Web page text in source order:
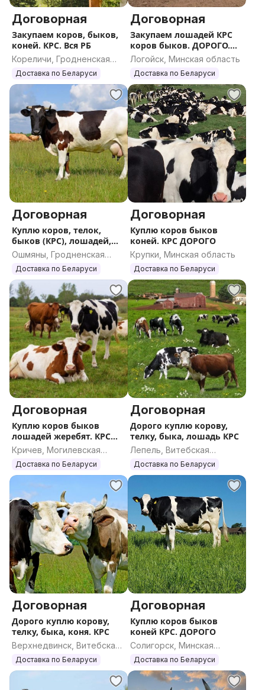
Договорная
Закупаем коров, быков,
коней. КРС. Вся РБ
Кореличи, Гродненская
область
Доставка по Беларуси
Договорная
Закупаем лошадей КРС
коров быков. ДОРОГО.
Вся РБ
Логойск, Минская область
Доставка по Беларуси
Договорная
Куплю коров, телок,
быков (КРС), лошадей,
жеребят
Ошмяны, Гродненская
область
Доставка по Беларуси
Договорная
Куплю коров быков
коней. КРС ДОРОГО
Крупки, Минская область
Доставка по Беларуси
Договорная
Куплю коров быков
лошадей жеребят. КРС
ДОРОГО
Кричев, Могилевская
область
Доставка по Беларуси
Договорная
Дорого куплю корову,
телку, быка, лошадь КРС
Лепель, Витебская
область
Доставка по Беларуси
Договорная
Дорого куплю корову,
телку, быка, коня. КРС
Верхнедвинск, Витебская
область
Доставка по Беларуси
Договорная
Куплю коров быков
коней КРС. ДОРОГО
Солигорск, Минская
область
Доставка по Беларуси